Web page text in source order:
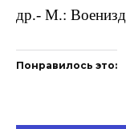
др.- М.:
Понравилось это: